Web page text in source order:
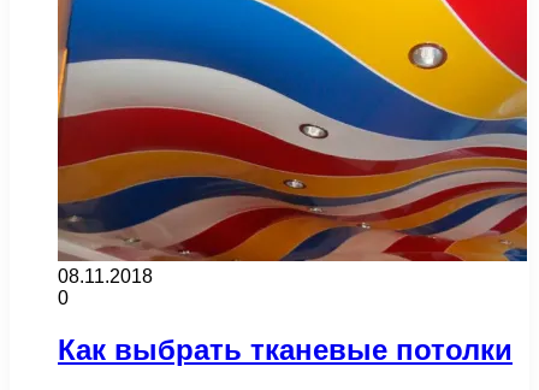
08.11.2018
0
Как выбрать тканевые потолки